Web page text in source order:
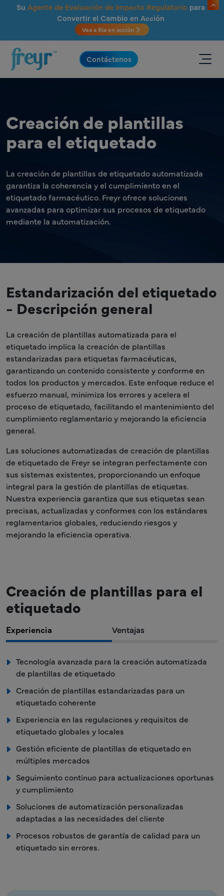
Saltar al contenido principal
Su Agente de Evaluación de Impacto Regulatorio para
Convertir el Cambio en Acción
Vea a Ria en acción
.
Contáctenos
Creación de plantillas
para el etiquetado
La creación de plantillas de etiquetado automatizada
garantiza la coherencia y el cumplimiento en el
etiquetado farmacéutico. Freyr ofrece soluciones
avanzadas para optimizar sus procesos de etiquetado
mediante la automatización.
Estandarización del etiquetado
- Descripción general
La creación de plantillas automatizada para el
etiquetado implica la creación de plantillas
estandarizadas para etiquetas farmacéuticas,
garantizando un contenido consistente y conforme en
todos los productos y mercados. Este enfoque reduce el
esfuerzo manual, minimiza los errores y acelera el
proceso de etiquetado, facilitando el mantenimiento del
cumplimiento reglamentario y mejorando la eficiencia
general.
Las soluciones automatizadas de creación de plantillas
de etiquetado de Freyr se integran perfectamente con
sus sistemas existentes, proporcionando un enfoque
integral para la gestión de plantillas de etiquetas.
Nuestra experiencia garantiza que sus etiquetas sean
precisas, actualizadas y conformes con los estándares
reglamentarios globales, reduciendo riesgos y
mejorando la eficiencia operativa.
Creación de plantillas para el
etiquetado
Experiencia Ventajas
Tecnología avanzada para la creación automatizada
de plantillas de etiquetado
Creación de plantillas estandarizadas para un
etiquetado coherente
Experiencia en las regulaciones y requisitos de
etiquetado globales y locales
Gestión eficiente de plantillas de etiquetado en
múltiples mercados
Seguimiento continuo para actualizaciones oportunas
y cumplimiento
Soluciones de automatización personalizadas
adaptadas a las necesidades del cliente
Procesos robustos de garantía de calidad para un
etiquetado sin errores.